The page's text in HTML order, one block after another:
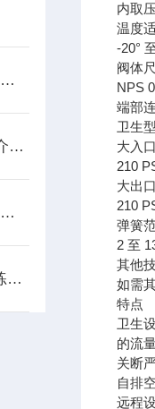
氢气减压阀：安全可靠的氢气控制设备
HSV086切断阀：适用于多种介质的高效切断解决方案，保障工业生产安全
超高纯度调压器的选型与使用注意事项
ASCO电磁阀助力“燃烧”行业练好内功
内取
温度
-20°
阀体
NPS
端部
卫生
大入
210
大出
210
弹簧
2 至
其他
如需
特点
卫生
的流
关断
自排
远程